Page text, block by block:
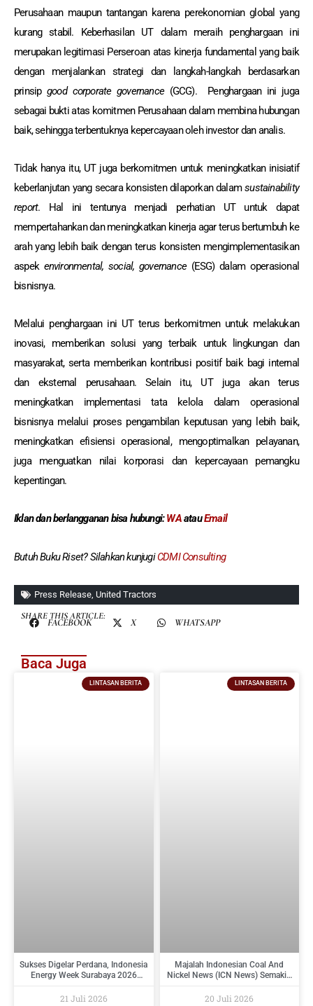
Perusahaan maupun tantangan karena perekonomian global yang
kurang stabil. Keberhasilan UT dalam meraih penghargaan ini
merupakan legitimasi Perseroan atas kinerja fundamental yang baik
dengan menjalankan strategi dan langkah-langkah berdasarkan
prinsipgood corporate governance(GCG). Penghargaan ini juga
sebagai bukti atas komitmen Perusahaan dalam membina hubungan
baik, sehingga terbentuknya kepercayaan oleh investor dan analis.
Tidak hanya itu, UT juga berkomitmen untuk meningkatkan inisiatif
keberlanjutan yang secara konsisten dilaporkan dalamsustainability
report. Hal ini tentunya menjadi perhatian UT untuk dapat
mempertahankan dan meningkatkan kinerja agar terus bertumbuh ke
arah yang lebih baik dengan terus konsisten mengimplementasikan
aspek environmental, social, governance (ESG) dalam operasional
bisnisnya.
Melalui penghargaan ini UT terus berkomitmen untuk melakukan
inovasi, memberikan solusi yang terbaik untuk lingkungan dan
masyarakat, serta memberikan kontribusi positif baik bagi internal
dan eksternal perusahaan. Selain itu, UT juga akan terus
meningkatkan implementasi tata kelola dalam operasional
bisnisnya melalui proses pengambilan keputusan yang lebih baik,
meningkatkan efisiensi operasional, mengoptimalkan pelayanan,
juga menguatkan nilai korporasi dan kepercayaan pemangku
kepentingan.
Iklan dan berlanggananbisa hubungi:WAatauEmail
Butuh Buku Riset? Silahkan kunjugiCDMI Consulting
Press Release United Tractors
SHARE THIS ARTICLE:
FACEBOOK X WHATSAPP
Baca Juga
LINTASAN BERITA
Sukses Digelar Perdana, Indonesia
Energy Week Surabaya 2026
Indonesia Timur dan Siap Kembali
21 Juli 2026
LINTASAN BERITA
Majalah Indonesian Coal And
Nickel News (ICN News) Semakin
Dan Industri Pendukungnya
20 Juli 2026